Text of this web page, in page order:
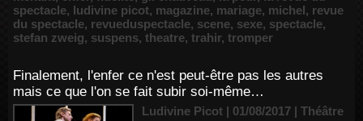
spectacle, ludivine picot, magazine, mariage, michel, revue
du spectacle, revueduspectacle, scene, sexe, spectacle,
stefan zweig, suspens, theatre, trahir, tromper
Finalement, l'enfer ce n'est peut-être pas les autres
mais ce que l'on se fait subir soi-même…
Ludivine Picot | 01/08/2017 | Théâtre